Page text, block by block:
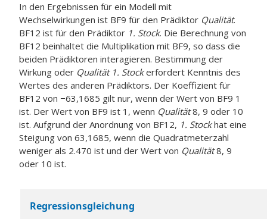
In den Ergebnissen für ein Modell mit
Wechselwirkungen ist BF9 für den Prädiktor Qualität.
BF12 ist für den Prädiktor 1. Stock. Die Berechnung von
BF12 beinhaltet die Multiplikation mit BF9, so dass die
beiden Prädiktoren interagieren. Bestimmung der
Wirkung oder Qualität 1. Stockerfordert Kenntnis des
Wertes des anderen Prädiktors. Der Koeffizient für
BF12 von −63,1685 gilt nur, wenn der Wert von BF9 1
ist. Der Wert von BF9 ist 1, wenn Qualität8, 9 oder 10
ist. Aufgrund der Anordnung von BF12, 1. Stockhat eine
Steigung von 63,1685, wenn die Quadratmeterzahl
weniger als 2.470 ist und der Wert von Qualität8, 9
oder 10 ist.
Regressionsgleichung